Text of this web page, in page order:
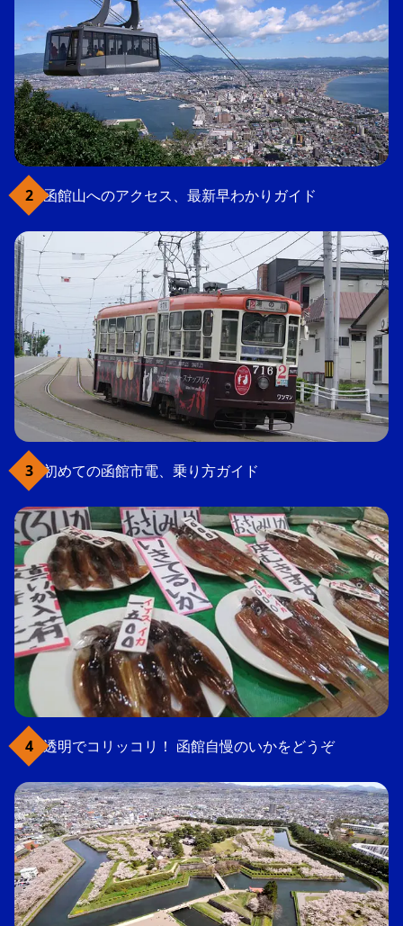
函館山へのアクセス、最新早わかりガイド
初めての函館市電、乗り方ガイド
透明でコリッコリ！ 函館自慢のいかをどうぞ